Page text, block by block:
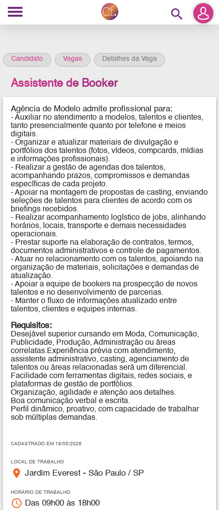
search
Candidato Vagas Detalhes da Vaga
Assistente de Booker
Agência de Modelo admite profissional para:
- Auxiliar no atendimento a modelos, talentos e clientes,
tanto presencialmente quanto por telefone e meios
digitais.
- Organizar e atualizar materiais de divulgação e
portfólios dos talentos (fotos, vídeos, compcards, mídias
e informações profissionais).
- Realizar a gestão de agendas dos talentos,
acompanhando prazos, compromissos e demandas
específicas de cada projeto.
- Apoiar na montagem de propostas de casting, enviando
seleções de talentos para clientes de acordo com os
briefings recebidos.
- Realizar acompanhamento logístico de jobs, alinhando
horários, locais, transporte e demais necessidades
operacionais.
- Prestar suporte na elaboração de contratos, termos,
documentos administrativos e controle de pagamentos.
- Atuar no relacionamento com os talentos, apoiando na
organização de materiais, solicitações e demandas de
atualização.
- Apoiar a equipe de bookers na prospecção de novos
talentos e no desenvolvimento de parcerias.
- Manter o fluxo de informações atualizado entre
talentos, clientes e equipes internas.
Requisitos:
Desejável superior cursando em Moda, Comunicação,
Publicidade, Produção, Administração ou áreas
correlatas.Experiência prévia com atendimento,
assistente administrativo, casting, agenciamento de
talentos ou áreas relacionadas será um diferencial.
Facilidade com ferramentas digitais, redes sociais, e
plataformas de gestão de portfólios.
Organização, agilidade e atenção aos detalhes.
Boa comunicação verbal e escrita.
Perfil dinâmico, proativo, com capacidade de trabalhar
sob múltiplas demandas.
CADASTRADO EM 18/05/2026
LOCAL DE TRABALHO
place Jardim Everest - São Paulo / SP
HORÁRIO DE TRABALHO
access_time Das 09h00 às 18h00